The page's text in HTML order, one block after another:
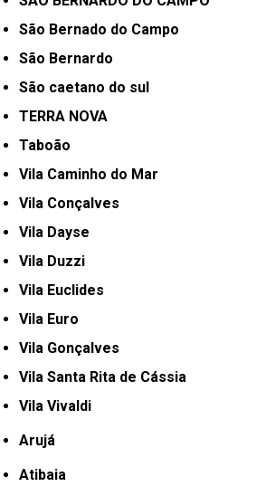
São Bernado do Campo
São Bernardo
São caetano do sul
TERRA NOVA
Taboão
Vila Caminho do Mar
Vila Conçalves
Vila Dayse
Vila Duzzi
Vila Euclides
Vila Euro
Vila Gonçalves
Vila Santa Rita de Cássia
Vila Vivaldi
Arujá
Atibaia